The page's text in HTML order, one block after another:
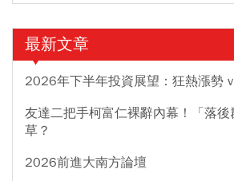
最新文章
2026年下半年投資展望：狂熱漲勢
友達二把手柯富仁裸辭內幕！「落
草？
2026前進大南方論壇